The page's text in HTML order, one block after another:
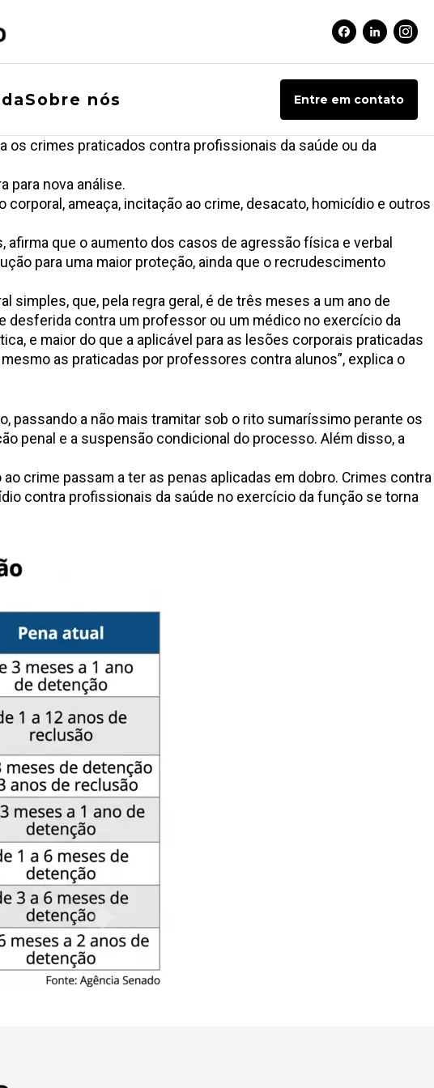
Facebook
Linkedin
Sobre nós Entre em contato
os crimes praticados contra profissionais da saúde ou da
para nova análise.
ameaça, incitação ao crime, desacato, homicídio e outros
que o aumento dos casos de agressão física e verbal
para uma maior proteção, ainda que o recrudescimento
que, pela regra geral, é de três meses a um ano de
desferida contra um professor ou um médico no exercício da
e maior do que a aplicável para as lesões corporais praticadas
as praticadas por professores contra alunos”, explica o
passando a não mais tramitar sob o rito sumaríssimo perante os
penal e a suspensão condicional do processo. Além disso, a
crime passam a ter as penas aplicadas em dobro. Crimes contra
contra profissionais da saúde no exercício da função se torna